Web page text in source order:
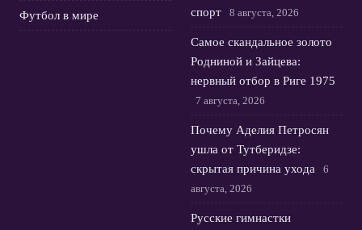
Футбол в мире
спорт
8 августа, 2026
Самое скандальное золото
Родниной и Зайцева:
нервный отбор в Риге 1975
7 августа, 2026
Почему Аделия Петросян
ушла от Тутберидзе:
скрытая причина ухода
6
августа, 2026
Русские гимнастки